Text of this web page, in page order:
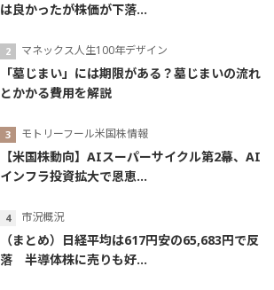
は良かったが株価が下落...
マネックス人生100年デザイン
「墓じまい」には期限がある？墓じまいの流れ
とかかる費用を解説
モトリーフール米国株情報
【米国株動向】AIスーパーサイクル第2幕、AI
インフラ投資拡大で恩恵...
市況概況
（まとめ）日経平均は617円安の65,683円で反
落 半導体株に売りも好...